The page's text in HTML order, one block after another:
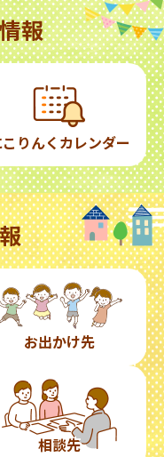
報
こりんくカレンダー
お出かけ先
相談先